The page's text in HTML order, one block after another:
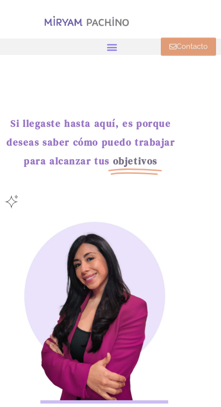
Contacto
Si llegaste hasta aquí, es porque
deseas saber cómo puedo trabajar
para alcanzar tus objetivos